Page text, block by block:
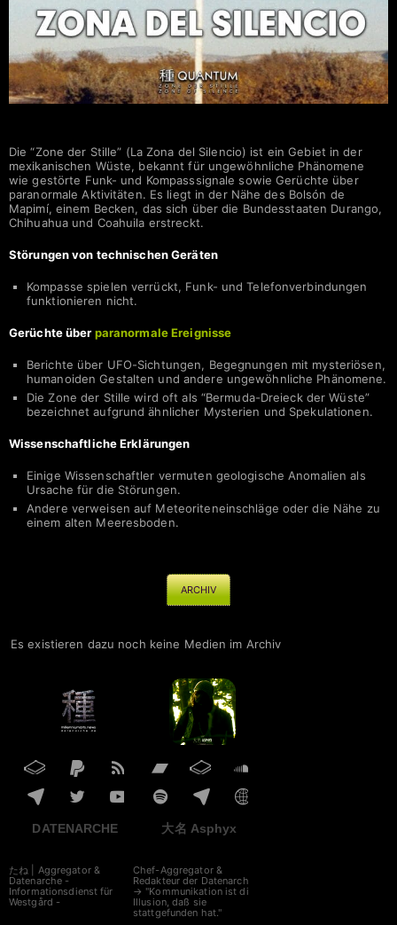
Die “Zone der Stille” (La Zona del Silencio) ist ein Gebiet in der
mexikanischen Wüste, bekannt für ungewöhnliche Phänomene
wie gestörte Funk- und Kompasssignale sowie Gerüchte über
paranormale Aktivitäten. Es liegt in der Nähe des Bolsón de
Mapimí, einem Becken, das sich über die Bundesstaaten Durango,
Chihuahua und Coahuila erstreckt.
Störungen von technischen Geräten
Kompasse spielen verrückt, Funk- und Telefonverbindungen
funktionieren nicht.
Gerüchte über paranormale Ereignisse
Berichte über UFO-Sichtungen, Begegnungen mit mysteriösen,
humanoiden Gestalten und andere ungewöhnliche Phänomene.
Die Zone der Stille wird oft als “Bermuda-Dreieck der Wüste”
bezeichnet aufgrund ähnlicher Mysterien und Spekulationen.
Wissenschaftliche Erklärungen
Einige Wissenschaftler vermuten geologische Anomalien als
Ursache für die Störungen.
Andere verweisen auf Meteoriteneinschläge oder die Nähe zu
einem alten Meeresboden.
ARCHIV
Es existieren dazu noch keine Medien im Archiv
DATENARCHE
たね | Aggregator &
Datenarche -
Informationsdienst für
Westgård -
大名 Asphyx
Chef-Aggregator &
Redakteur der Datenarche
→ "Kommunikation ist die
Illusion, daß sie
stattgefunden hat."